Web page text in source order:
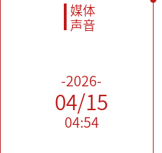
媒体
声音
-2026-
04/15
04:54